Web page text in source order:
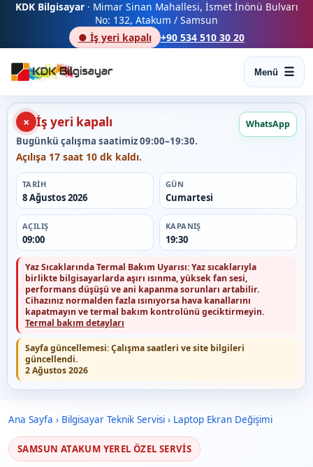
KDK Bilgisayar· Mimar Sinan Mahallesi, İsmet İnönü Bulvarı
No: 132, Atakum / Samsun
● İş yeri kapalı
+90 534 510 30 20
Menü
× İş yeri kapalı
Bugünkü çalışma saatimiz 09:00–19:30.
Açılışa 17 saat 10 dk kaldı.
WhatsApp
TARIH
8 Ağustos 2026
GÜN
Cumartesi
AÇILIŞ
09:00
KAPANIŞ
19:30
Yaz Sıcaklarında Termal Bakım Uyarısı:Yaz sıcaklarıyla
birlikte bilgisayarlarda aşırı ısınma, yüksek fan sesi,
performans düşüşü ve ani kapanma sorunları artabilir.
Cihazınız normalden fazla ısınıyorsa hava kanallarını
kapatmayın ve termal bakım kontrolünü geciktirmeyin.
Termal bakım detayları
Sayfa güncellemesi:Çalışma saatleri ve site bilgileri
güncellendi.
2 Ağustos 2026
Ana Sayfa › Bilgisayar Teknik Servisi › Laptop Ekran Değişimi
SAMSUN ATAKUM YEREL ÖZEL SERVIS